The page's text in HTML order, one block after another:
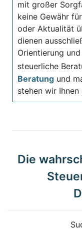
mit großer
keine Gewähr
oder Aktualität
dienen
Orientierung
steuerliche
Beratung und
stehen wir
Die